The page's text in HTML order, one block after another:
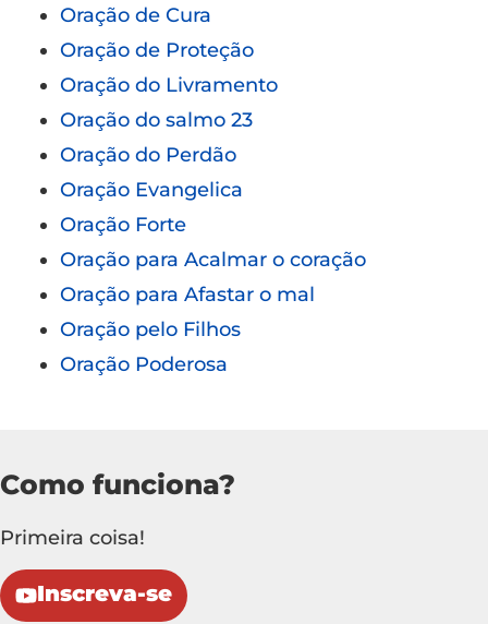
Oração de Cura
Oração de Proteção
Oração do Livramento
Oração do salmo 23
Oração do Perdão
Oração Evangelica
Oração Forte
Oração para Acalmar o coração
Oração para Afastar o mal
Oração pelo Filhos
Oração Poderosa
Como funciona?
Primeira coisa!
Inscreva-se